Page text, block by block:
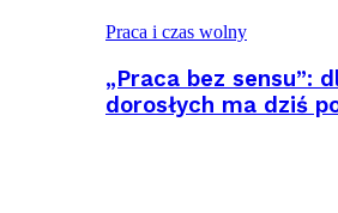
Praca i czas wolny
„Praca bez sensu”:
dorosłych ma dziś